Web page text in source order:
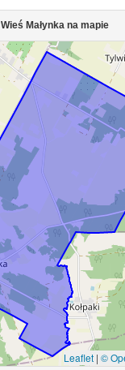
Wieś Małynka na mapie
Leaflet | ©